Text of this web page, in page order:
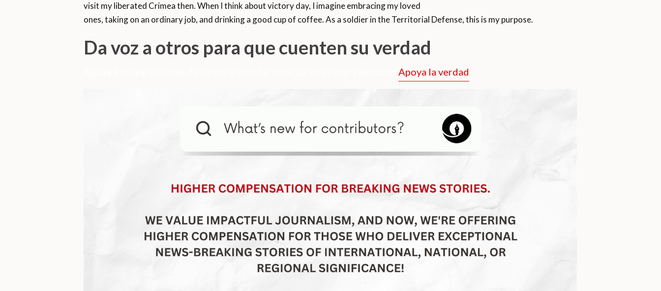
visit my liberated Crimea then. When I think about victory day, I imagine embracing my loved
ones, taking on an ordinary job, and drinking a good cup of coffee. As a soldier in the Territorial Defense, this is my purpose.
Da voz a otros para que cuenten su verdad
Apoya la verdad